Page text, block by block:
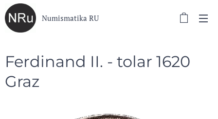
Numismatika RU
Ferdinand II. - tolar 1620
Graz